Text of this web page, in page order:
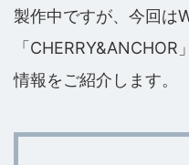
製作中ですが、今回は
「
情報をご紹介します。